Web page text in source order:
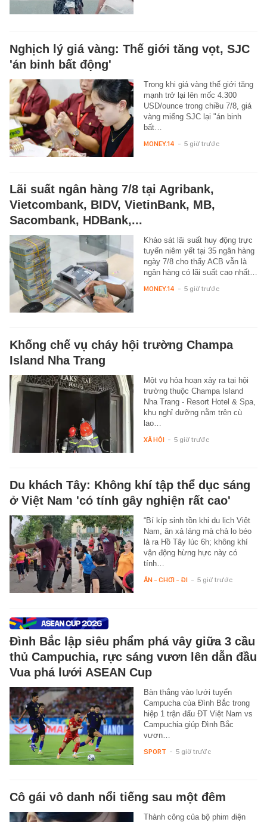
Nghịch lý giá vàng: Thế giới tăng vọt, SJC
'án binh bất động'
Trong khi giá vàng thế giới tăng
mạnh trở lại lên mốc 4.300
USD/ounce trong chiều 7/8, giá
vàng miếng SJC lại "án binh
bất…
MONEY.14 - 5 giờ trước
Lãi suất ngân hàng 7/8 tại Agribank,
Vietcombank, BIDV, VietinBank, MB,
Sacombank, HDBank,...
Khảo sát lãi suất huy động trực
tuyến niêm yết tại 35 ngân hàng
ngày 7/8 cho thấy ACB vẫn là
ngân hàng có lãi suất cao nhất…
MONEY.14 - 5 giờ trước
Khống chế vụ cháy hội trường Champa
Island Nha Trang
Một vụ hỏa hoạn xảy ra tại hội
trường thuộc Champa Island
Nha Trang - Resort Hotel & Spa,
khu nghỉ dưỡng nằm trên cù
lao…
XÃ HỘI - 5 giờ trước
Du khách Tây: Không khí tập thể dục sáng
ở Việt Nam 'có tính gây nghiện rất cao'
“Bí kíp sinh tồn khi du lịch Việt
Nam, ăn xả láng mà chả lo béo
là ra Hồ Tây lúc 6h; không khí
vận động hừng hực này có
tính…
ĂN - CHƠI - ĐI - 5 giờ trước
Đình Bắc lập siêu phẩm phá vây giữa 3 cầu
thủ Campuchia, rực sáng vươn lên dẫn đầu
Vua phá lưới ASEAN Cup
Bàn thắng vào lưới tuyển
Campucha của Đình Bắc trong
hiệp 1 trận đấu ĐT Việt Nam vs
Campuchia giúp Đình Bắc
vươn…
SPORT - 5 giờ trước
Cô gái vô danh nổi tiếng sau một đêm
Thành công của bộ phim điện